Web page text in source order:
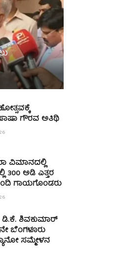
ಗೌರವ ಅತಿಥಿ
ವಿಮಾನದಲ್ಲಿ
300 ಅಡಿ ಎತ್ತರ
ಗಾಯಗೊಂಡರು
ಡಿ.ಕೆ. ಶಿವಕುಮಾರ್
ಬೆಂಗಳೂರು
ಸಮ್ಮೇಳನ